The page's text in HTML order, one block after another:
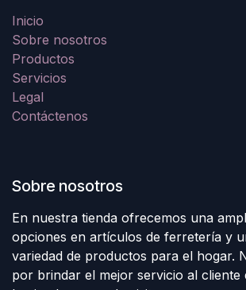
Inicio
Sobre nosotros
Productos
Servicios
Legal
Contáctenos
Sobre nosotros
En nuestra tienda ofrecemos una
opciones en artículos de ferretería y
variedad de productos para el hogar.
por brindar el mejor servicio al cliente